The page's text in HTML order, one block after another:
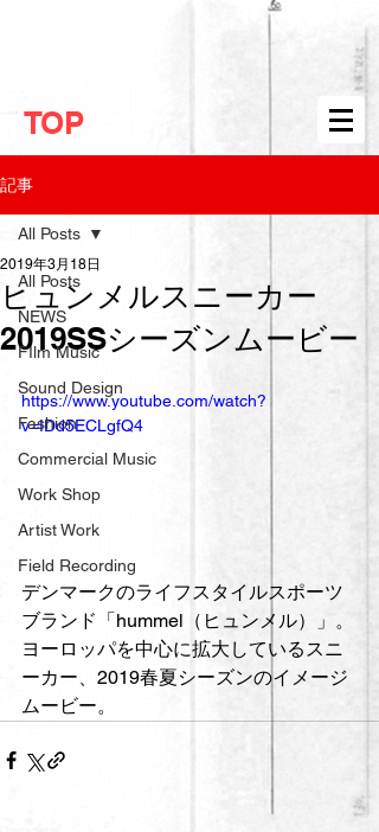
TOP
記事
All Posts
NEWS
FIlm Music
Sound Design
Fashion
Commercial Music
Work Shop
Artist Work
Field Recording
All Posts
ヒュンメルスニーカー
2019SSシーズンムービー
2019年3月18日
https://www.youtube.com/watch?
v=IDd5ECLgfQ4
デンマークのライフスタイルスポーツ
ブランド「hummel（ヒュンメル）」。
ヨーロッパを中心に拡大しているスニ
ーカー、2019春夏シーズンのイメージ
ムービー。